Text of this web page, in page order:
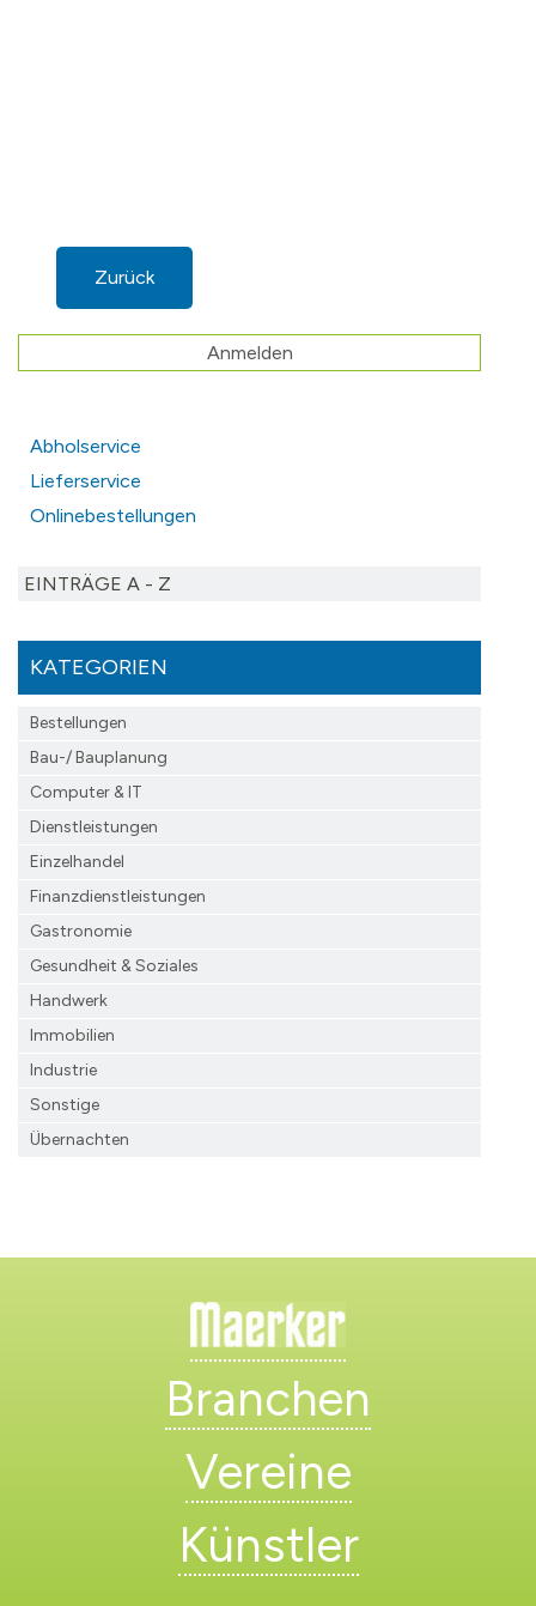
Zurück
Anmelden
Abholservice
Lieferservice
Onlinebestellungen
EINTRÄGE A - Z
KATEGORIEN
Bestellungen
Bau-/ Bauplanung
Computer & IT
Dienstleistungen
Einzelhandel
Finanzdienst­leistungen
Gastronomie
Gesundheit & Soziales
Handwerk
Immobilien
Industrie
Sonstige
Übernachten
Branchen
Vereine
Künstler